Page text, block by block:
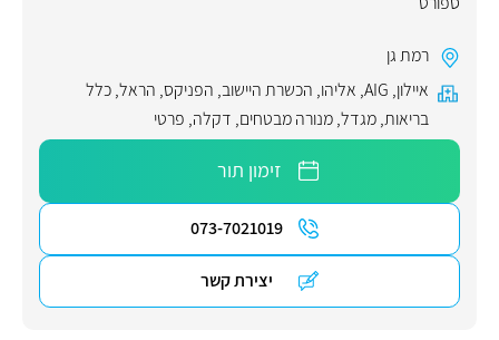
רמת גן
איילון,
AIG
, אליהו, הכשרת היישוב, הפניקס, הראל,כלל
בריאות,מגדל,מנורה מבטחים, דקלה, פרטי
זימון תור
073-7021019
יצירת קשר